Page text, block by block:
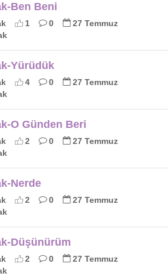
Ben Beni
1 0
27 Temmuz
Yürüdük
4 0
27 Temmuz
O Günden Beri
2 0
27 Temmuz
Nerde
2 0
27 Temmuz
Düşünürüm
2 0
27 Temmuz